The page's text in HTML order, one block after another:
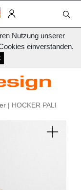
Nutzung unserer
einverstanden.
| HOCKER PALI